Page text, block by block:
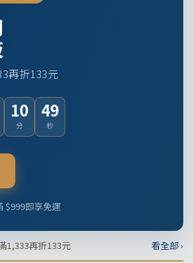
再折133元
10
分
48
秒
$999即享免運
1,333再折133元 看全部 ›